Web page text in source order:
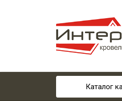
Каталог